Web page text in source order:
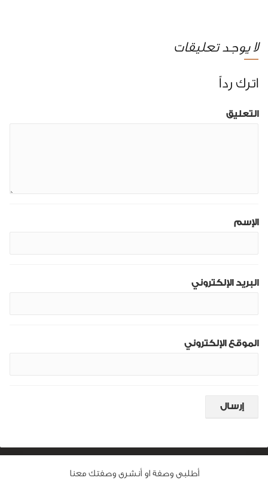
أطلبى وصفة او أنشرى وصفتك معنا
لا يوجد تعليقات
اترك رداً
التعليق
الإسم
البريد الإلكتروني
الموقع الإلكتروني